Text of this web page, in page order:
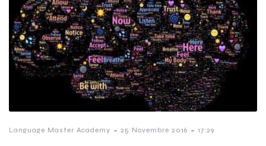
Language Master Academy - 25 Novembre 2016 - 17:29